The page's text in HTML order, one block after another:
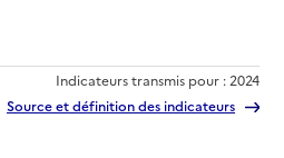
Indicateurs transmis pour : 2024
Source et définition des indicateurs